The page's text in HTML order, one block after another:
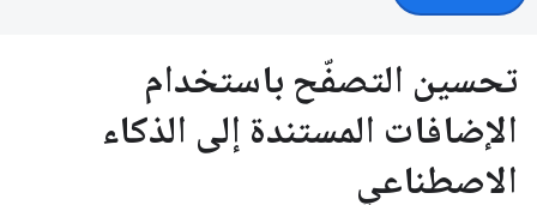
تحسين التصفّح باستخدام
الإضافات المستندة إلى الذكاء
الاصطناعي